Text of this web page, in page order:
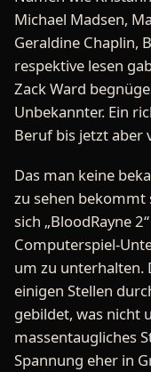
Michael Madsen,
Geraldine Chaplin,
respektive lesen
Zack Ward
Unbekannter. Ein
Beruf bis jetzt aber
Das man keine
zu sehen bekommt
sich „BloodRayne
Computerspiel-
um zu unterhalten.
einigen Stellen
gebildet, was nicht
massentaugliches
Spannung eher in